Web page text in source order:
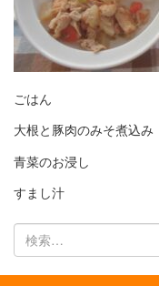
ごはん
大根と豚肉のみそ煮込み
青菜のお浸し
すまし汁
検
索: